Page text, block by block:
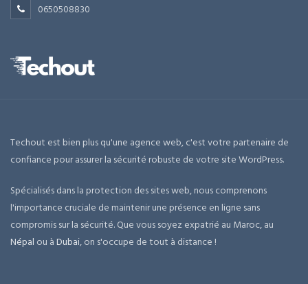
0650508830
Techout est bien plus qu'une agence web, c'est votre partenaire de
confiance pour assurer la sécurité robuste de votre site WordPress.
Spécialisés dans la protection des sites web, nous comprenons
l'importance cruciale de maintenir une présence en ligne sans
compromis sur la sécurité. Que vous soyez expatrié au Maroc, au
Népal ou àDubai, on s'occupe de tout à distance !